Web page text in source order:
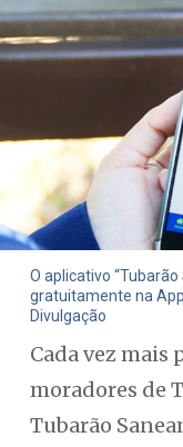
O aplicativo
gratuitamente na
Divulgação
Cada vez mais
moradores de
Tubarão